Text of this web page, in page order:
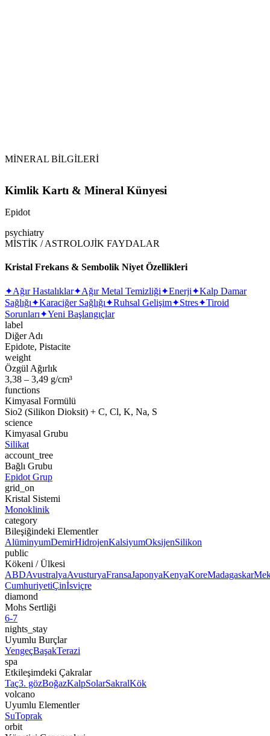
MİNERAL BİLGİLERİ
Kimlik Kartı & Mineral Künyesi
Epidot
psychiatry
MİSTİK / ASTROLOJİK FAYDALAR
Kristal Frekans & Sembolik Niyet Özellikleri
✦Ağır Hastalıklar✦Ağır Metal Temizliği✦Enerji✦Kalp Damar
Sağlığı✦Karaciğer Sağlığı✦Ruhsal Gelişim✦Stres✦Tiroid
Sorunları✦Yeni Başlangıçlar
label
Diğer Adı
Epidote, Pistacite
weight
Özgül Ağırlık
3,38 – 3,49 g/cm³
functions
Kimyasal Formülü
Sio2 (Silikon Dioksit) + C, Cl, K, Na, S
science
Kimyasal Grubu
Silikat
account_tree
Bağlı Grubu
Epidot Grup
grid_on
Kristal Sistemi
Monoklinik
category
Bileşiğindeki Elementler
AlüminyumDemirHidrojenKalsiyumOksijenSilikon
public
Kökeni / Ülkesi
ABDAvustralyaAvusturyaFransaJaponyaKenyaKoreMadagaskar
CumhuriyetiÇinİsviçre
diamond
Mohs Sertliği
6-7
nights_stay
Uyumlu Burçlar
YengeçBaşakTerazi
spa
Etkileşimdeki Çakralar
Taç3. gözBoğazKalpSolarSakralKök
volcano
Uyumlu Elementler
SuToprak
orbit